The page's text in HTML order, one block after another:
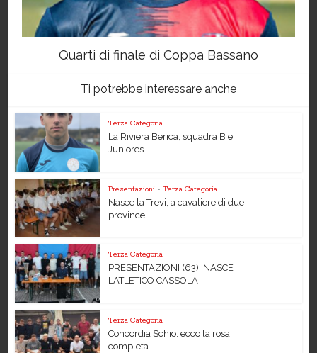
Quarti di finale di Coppa Bassano
Ti potrebbe interessare anche
Terza Categoria
La Riviera Berica, squadra B e
Juniores
Presentazioni • Terza Categoria
Nasce la Trevi, a cavaliere di due
province!
Terza Categoria
PRESENTAZIONI (63): NASCE
L’ATLETICO CASSOLA
Terza Categoria
Concordia Schio: ecco la rosa
completa